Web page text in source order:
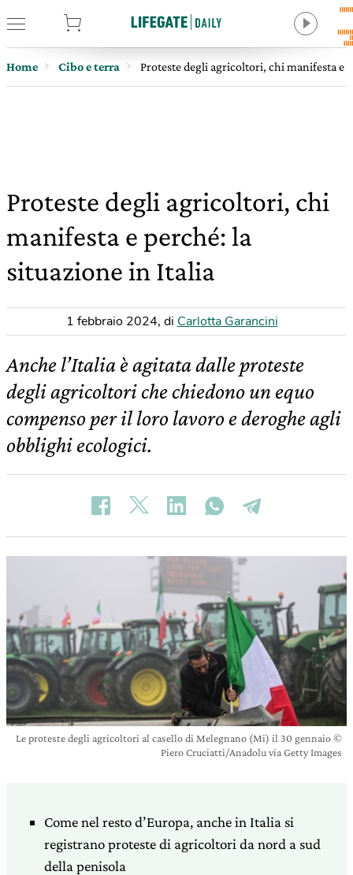
Home Cibo e terra Proteste degli agricoltori, chi manifesta e
Proteste degli agricoltori, chi
manifesta e perché: la
situazione in Italia
1 febbraio 2024, di Carlotta Garancini
Anche l’Italia è agitata dalle proteste
degli agricoltori che chiedono un equo
compenso per il loro lavoro e deroghe agli
obblighi ecologici.
Le proteste degli agricoltori al casello di Melegnano (Mi) il 30 gennaio ©
Piero Cruciatti/Anadolu via Getty Images
Come nel resto d’Europa, anche in Italia si
registrano proteste di agricoltori da nord a sud
della penisola